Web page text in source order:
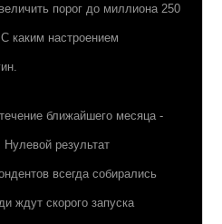
порог до миллиона 250
каким настроением
ближайшего месяца -
результат
всегда собирались
ждут скорого запуска